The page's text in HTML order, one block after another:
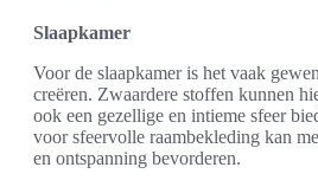
Slaapkamer
Voor de slaapkamer is het vaak
creëren. Zwaardere stoffen kunnen
ook een gezellige en intieme sfeer
voor sfeervolle raambekleding kan
en ontspanning bevorderen.